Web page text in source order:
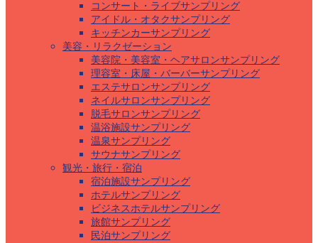
コンサート・ライブサンプリング
アイドル・オタクサンプリング
キッチンカーサンプリング
美容・リラクゼーション
美容院・美容室・ヘアサロンサンプリング
理容室・床屋・バーバーサンプリング
エステサロンサンプリング
ネイルサロンサンプリング
脱毛サロンサンプリング
温浴施設サンプリング
温泉サンプリング
サウナサンプリング
観光・旅行・宿泊
宿泊施設サンプリング
ホテルサンプリング
ビジネスホテルサンプリング
旅館サンプリング
民泊サンプリング